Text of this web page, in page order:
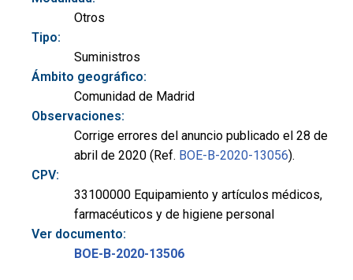
Otros
Tipo:
Suministros
Ámbito geográfico:
Comunidad de Madrid
Observaciones:
Corrige errores del anuncio publicado el 28 de
abril de 2020 (Ref. BOE-B-2020-13056).
CPV:
33100000 Equipamiento y artículos médicos,
farmacéuticos y de higiene personal
Ver documento:
BOE-B-2020-13506